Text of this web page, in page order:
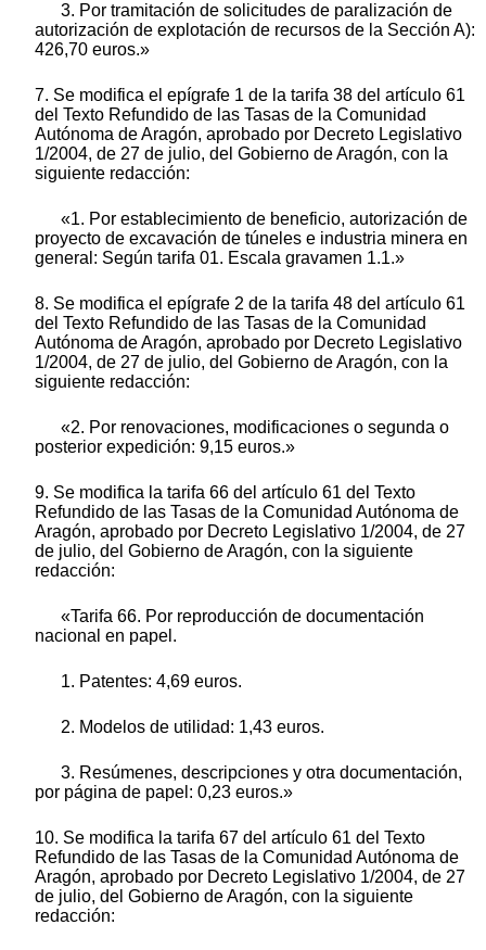
3. Por tramitación de solicitudes de paralización de
autorización de explotación de recursos de la Sección A):
426,70 euros.»
7. Se modifica el epígrafe 1 de la tarifa 38 del artículo 61
del Texto Refundido de las Tasas de la Comunidad
Autónoma de Aragón, aprobado por Decreto Legislativo
1/2004, de 27 de julio, del Gobierno de Aragón, con la
siguiente redacción:
«1. Por establecimiento de beneficio, autorización de
proyecto de excavación de túneles e industria minera en
general: Según tarifa 01. Escala gravamen 1.1.»
8. Se modifica el epígrafe 2 de la tarifa 48 del artículo 61
del Texto Refundido de las Tasas de la Comunidad
Autónoma de Aragón, aprobado por Decreto Legislativo
1/2004, de 27 de julio, del Gobierno de Aragón, con la
siguiente redacción:
«2. Por renovaciones, modificaciones o segunda o
posterior expedición: 9,15 euros.»
9. Se modifica la tarifa 66 del artículo 61 del Texto
Refundido de las Tasas de la Comunidad Autónoma de
Aragón, aprobado por Decreto Legislativo 1/2004, de 27
de julio, del Gobierno de Aragón, con la siguiente
redacción:
«Tarifa 66. Por reproducción de documentación
nacional en papel.
1. Patentes: 4,69 euros.
2. Modelos de utilidad: 1,43 euros.
3. Resúmenes, descripciones y otra documentación,
por página de papel: 0,23 euros.»
10. Se modifica la tarifa 67 del artículo 61 del Texto
Refundido de las Tasas de la Comunidad Autónoma de
Aragón, aprobado por Decreto Legislativo 1/2004, de 27
de julio, del Gobierno de Aragón, con la siguiente
redacción: